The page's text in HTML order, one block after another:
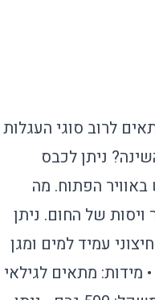
לרוב סוגי העגלות
ניתן לכבס
מעלות. מומלץ לייבש באוויר הפתוח. מה
של החום. ניתן
עמיד למים ומגן
מתאים לגילאי